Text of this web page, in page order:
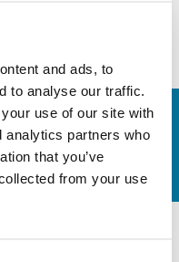
and ads, to
to analyse our traffic.
use of our site with
analytics partners who
that you’ve
from your use
så besvarar vår